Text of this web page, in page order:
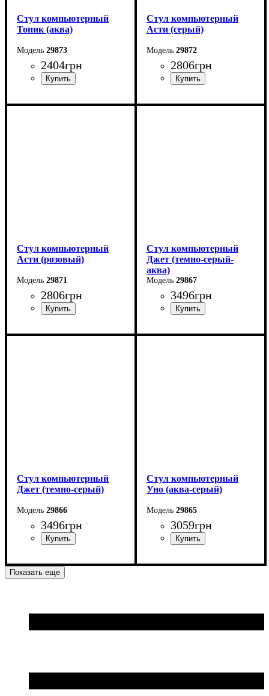
Стул компьютерный
Тоник (аква)
29873
2404грн
Стул компьютерный
Асти (серый)
29872
2806грн
Стул компьютерный
Асти (розовый)
29871
2806грн
Стул компьютерный
Джет (темно-серый-
аква)
29867
3496грн
Стул компьютерный
Джет (темно-серый)
29866
3496грн
Стул компьютерный
Уно (аква-серый)
29865
3059грн
Показать еще